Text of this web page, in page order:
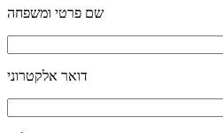
שם פרטי ומשפחה
דואר אלקטרוני